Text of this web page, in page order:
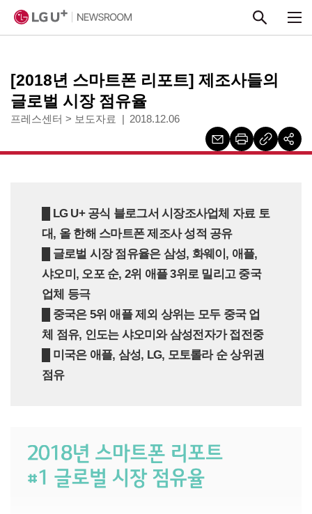
[2018년 스마트폰 리포트] 제조사들의
글로벌 시장 점유율
프레스센터 > 보도자료 2018.12.06
█ LG U+ 공식 블로그서 시장조사업체 자료 토
대, 올 한해 스마트폰 제조사 성적 공유
█ 글로벌 시장 점유율은 삼성, 화웨이, 애플,
샤오미, 오포 순, 2위 애플 3위로 밀리고 중국
업체 등극
█ 중국은 5위 애플 제외 상위는 모두 중국 업
체 점유, 인도는 샤오미와 삼성전자가 접전중
█ 미국은 애플, 삼성, LG, 모토롤라 순 상위권
점유